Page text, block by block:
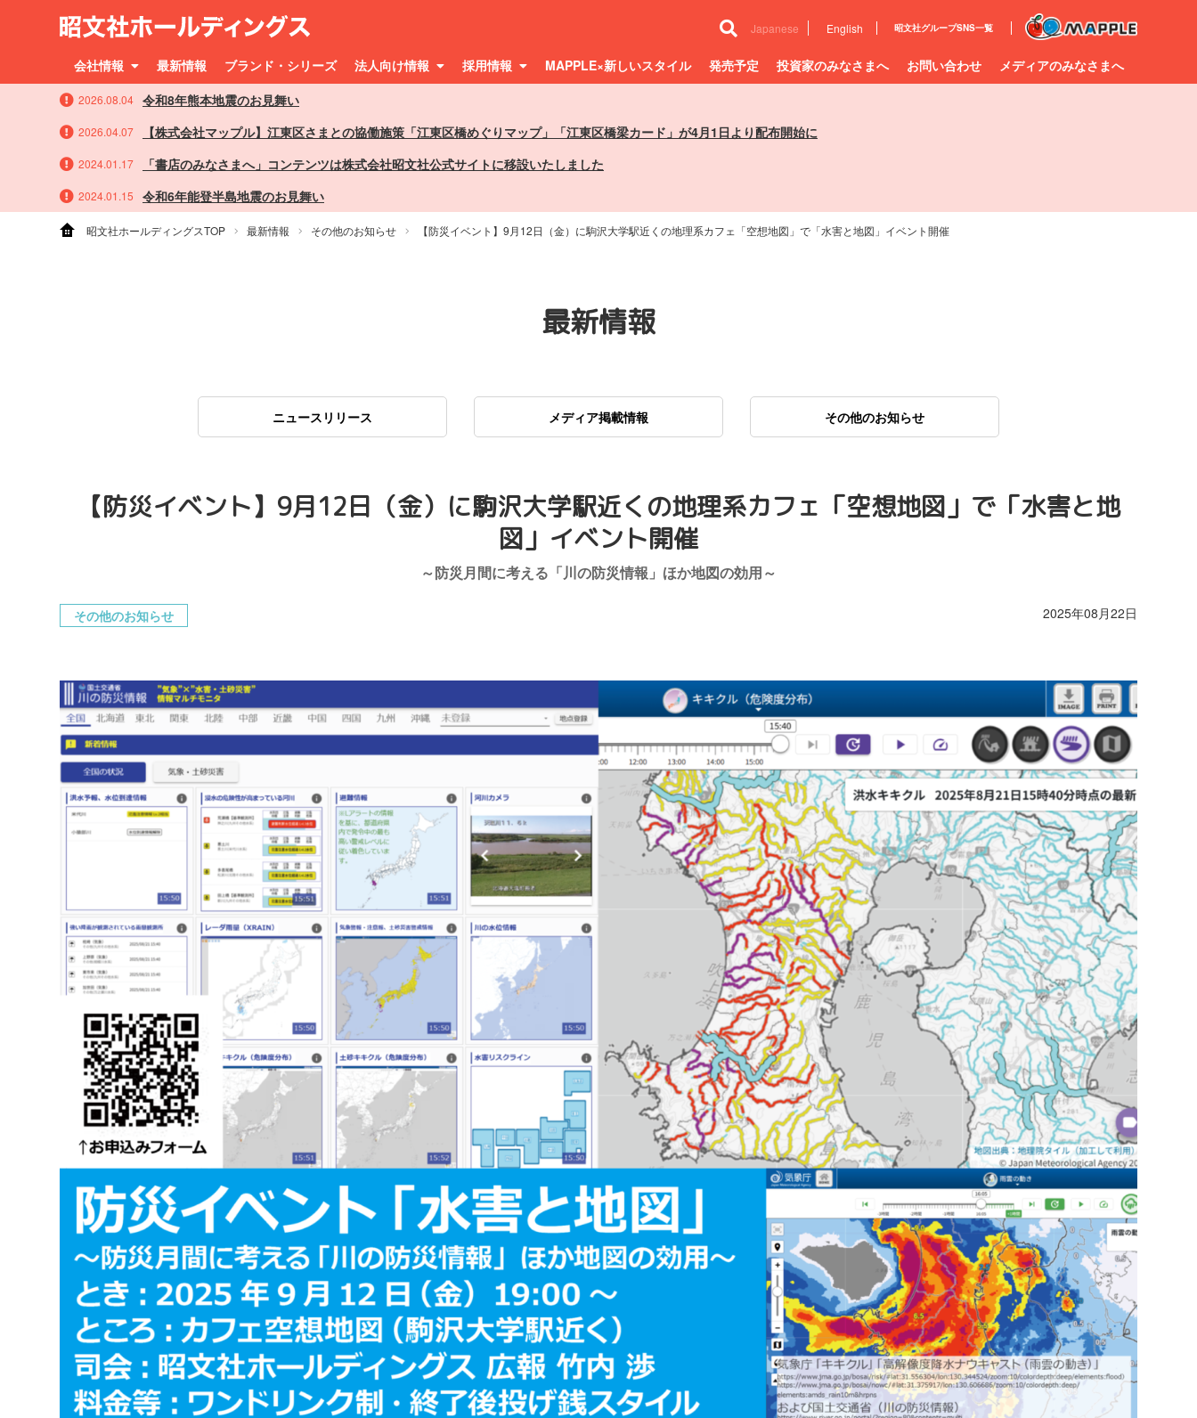
Japanese English 昭文社グループSNS一覧
会社情報 最新情報 ブランド・シリーズ 法人向け情報 採用情報 MAPPLE×新しいスタイル 発売予定 投資家のみなさまへ お問い合わせ メディアのみなさまへ
2026.08.04 令和8年熊本地震のお見舞い
2026.04.07 【株式会社マップル】江東区さまとの協働施策「江東区橋めぐりマップ」「江東区橋梁カード」が4月1日より配布開始に
2024.01.17 「書店のみなさまへ」コンテンツは株式会社昭文社公式サイトに移設いたしました
2024.01.15 令和6年能登半島地震のお見舞い
昭文社ホールディングスTOP 最新情報 その他のお知らせ 【防災イベント】9月12日（金）に駒沢大学駅近くの地理系カフェ「空想地図」で「水害と地図」イベント開催
最新情報
ニュースリリース メディア掲載情報 その他のお知らせ
【防災イベント】9月12日（金）に駒沢大学駅近くの地理系カフェ「空想地図」で「水害と地
図」イベント開催
～防災月間に考える「川の防災情報」ほか地図の効用～
その他のお知らせ 2025年08月22日